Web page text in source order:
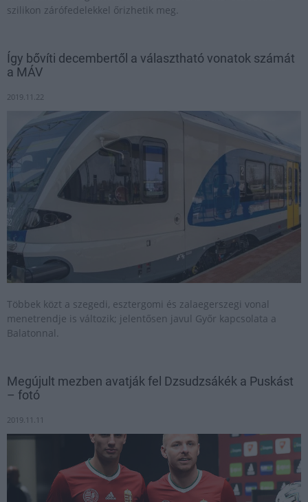
szilikon zárófedelekkel őrizhetik meg.
Így bővíti decembertől a választható vonatok számát
a MÁV
2019.11.22
Többek közt a szegedi, esztergomi és zalaegerszegi vonal
menetrendje is változik; jelentősen javul Győr kapcsolata a
Balatonnal.
Megújult mezben avatják fel Dzsudzsákék a Puskást
– fotó
2019.11.11